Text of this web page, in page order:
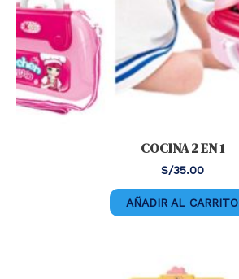
COCINA 2 EN 1
S/35.00
AÑADIR AL CARRITO